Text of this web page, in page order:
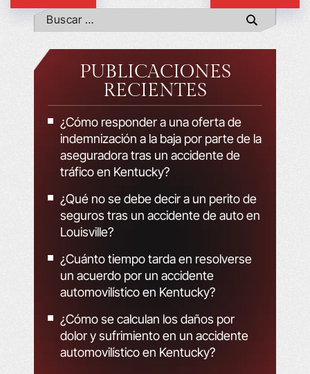
PUBLICACIONES
RECIENTES
¿Cómo responder a una oferta de
indemnización a la baja por parte de la
aseguradora tras un accidente de
tráfico en Kentucky?
¿Qué no se debe decir a un perito de
seguros tras un accidente de auto en
Louisville?
¿Cuánto tiempo tarda en resolverse
un acuerdo por un accidente
automovilístico en Kentucky?
¿Cómo se calculan los daños por
dolor y sufrimiento en un accidente
automovilístico en Kentucky?